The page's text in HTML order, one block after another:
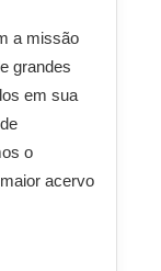
a missão
grandes
em sua
o
acervo